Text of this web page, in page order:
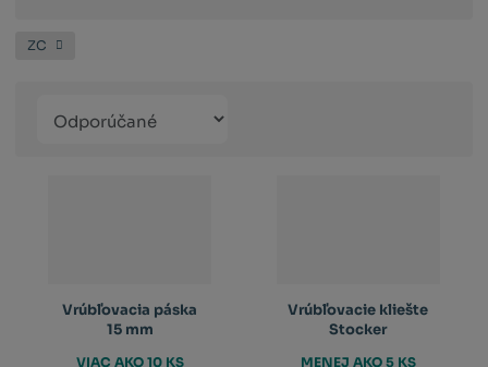
ZC
produktů
Vrúbľovacia páska
15 mm
VIAC AKO 10 KS
Vrúbľovacie kliešte
Stocker
MENEJ AKO 5 KS